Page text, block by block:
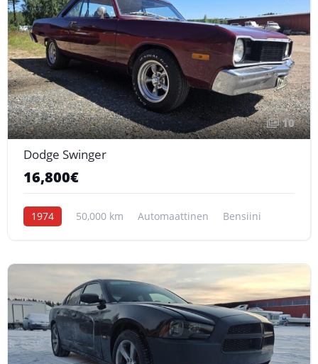
10
Dodge Swinger
16,800€
1974 50,000 km Automaattinen Bensiini